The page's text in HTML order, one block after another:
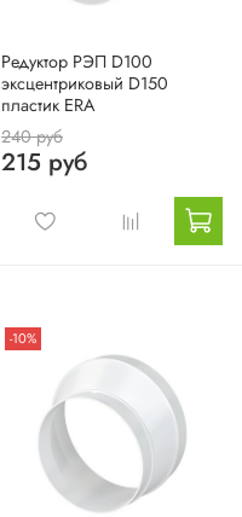
Редуктор РЭП D100
эксцентриковый D150
пластик ERA
240 руб
215 руб
-10%